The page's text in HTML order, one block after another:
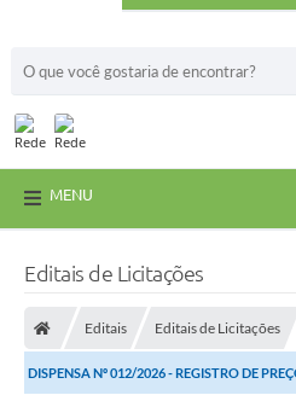
MENU
Editais de Licitações
Editais Editais de Licitações
DISPENSA Nº 012/2026 - REGISTRO DE